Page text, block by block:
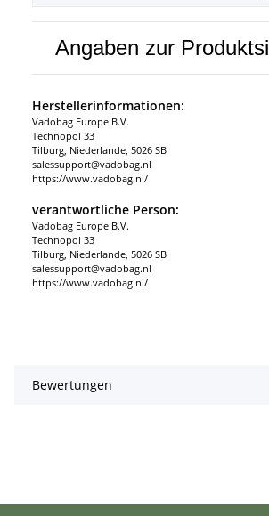
Angaben zur
Herstellerinformationen:
Vadobag Europe B.V.
Technopol 33
Tilburg, Niederlande, 5026 SB
salessupport@vadobag.nl
https://www.vadobag.nl/
verantwortliche Person:
Vadobag Europe B.V.
Technopol 33
Tilburg, Niederlande, 5026 SB
salessupport@vadobag.nl
https://www.vadobag.nl/
Bewertungen